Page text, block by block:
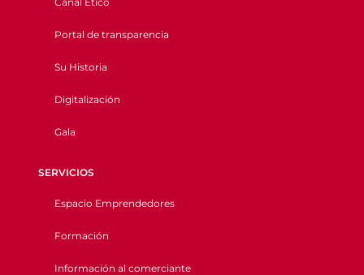
Portal de transparencia
Su Historia
Digitalización
Gala
SERVICIOS
Espacio Emprendedores
Formación
Información al comerciante